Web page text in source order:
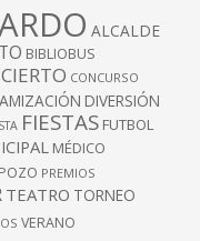
ALCALDE
BIBLIOBUS
CONCURSO
DIVERSIÓN
FIESTAS FUTBOL
MÉDICO
POZO PREMIOS
TEATRO TORNEO
VERANO